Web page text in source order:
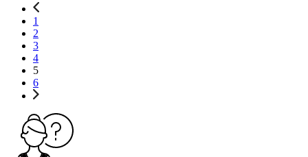
1
2
3
4
5
6